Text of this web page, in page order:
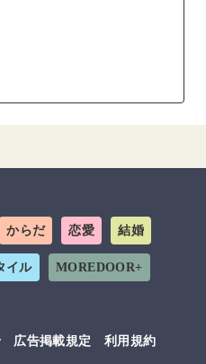
からだ 恋愛 結婚
イル MOREDOOR+
広告掲載規定 利用規約